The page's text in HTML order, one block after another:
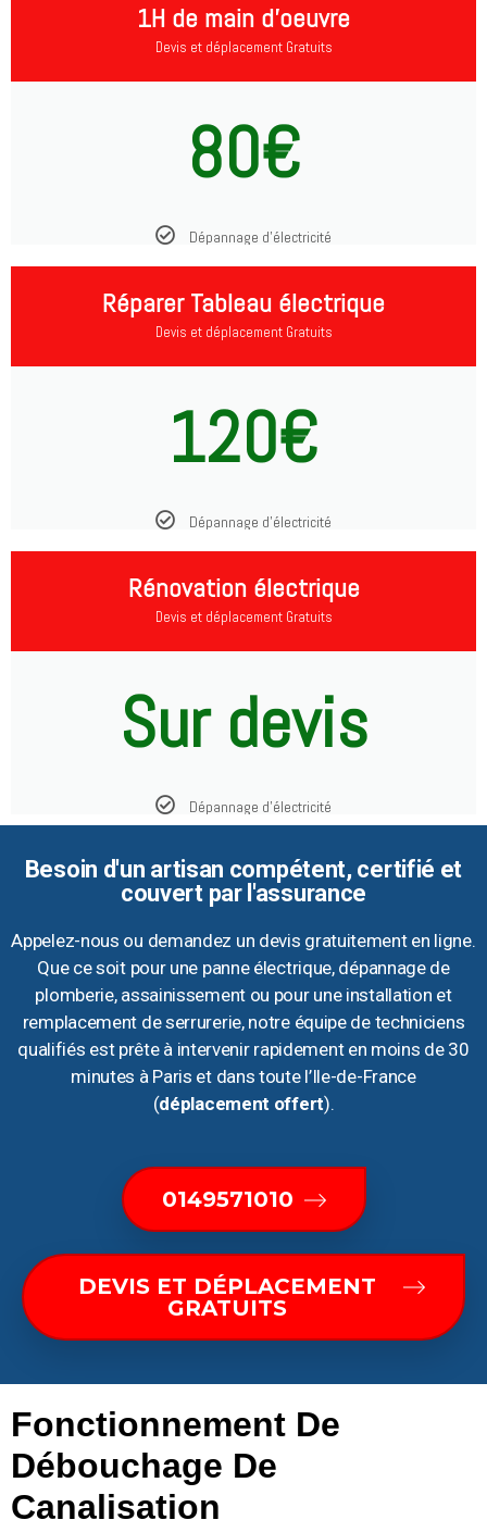
1H de main d'oeuvre
Devis et déplacement Gratuits
80€
Dépannage d'électricité
Réparer Tableau électrique
Devis et déplacement Gratuits
120€
Dépannage d'électricité
Rénovation électrique
Devis et déplacement Gratuits
Sur devis
Dépannage d'électricité
Besoin d'un artisan compétent, certifié et
couvert par l'assurance
Appelez-nous ou demandez un devis gratuitement en ligne.
Que ce soit pour une panne électrique, dépannage de
plomberie, assainissement ou pour une installation et
remplacement de serrurerie, notre équipe de techniciens
qualifiés est prête à intervenir rapidement en moins de 30
minutes à Paris et dans toute l’Ile-de-France
(déplacement offert).
0149571010
DEVIS ET DÉPLACEMENT
GRATUITS
Fonctionnement De
Débouchage De
Canalisation